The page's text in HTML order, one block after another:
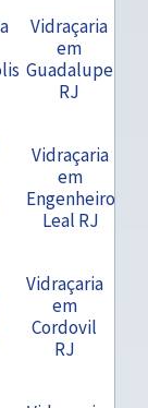
Vidraçaria
em
Guadalupe
RJ
Vidraçaria
em
Engenheiro
Leal RJ
Vidraçaria
em
Cordovil
RJ